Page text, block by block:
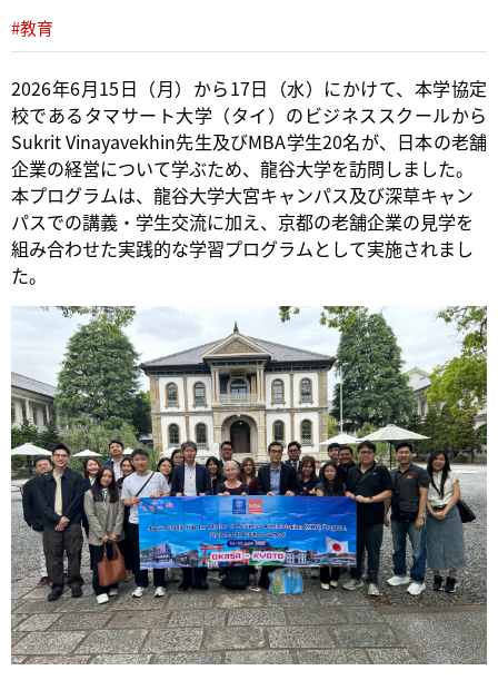
#教育
2026年6月15日（月）から17日（水）にかけて、本学協定
校であるタマサート大学（タイ）のビジネススクールから
Sukrit Vinayavekhin先生及びMBA学生20名が、日本の老舗
企業の経営について学ぶため、龍谷大学を訪問しました。
本プログラムは、龍谷大学大宮キャンパス及び深草キャン
パスでの講義・学生交流に加え、京都の老舗企業の見学を
組み合わせた実践的な学習プログラムとして実施されまし
た。